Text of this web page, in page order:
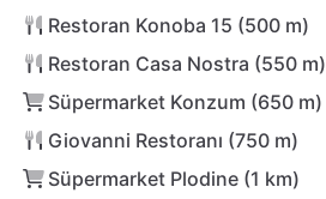
Restoran Konoba 15 (500 m)
Restoran Casa Nostra (550 m)
Süpermarket Konzum (650 m)
Giovanni Restoranı (750 m)
Süpermarket Plodine (1 km)